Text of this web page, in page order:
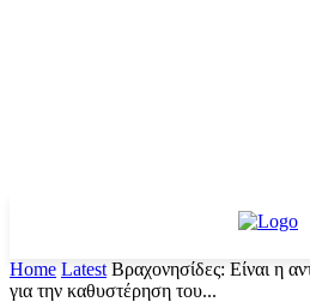
Home Latest Βραχονησίδες: Είναι η
για την καθυστέρηση του...